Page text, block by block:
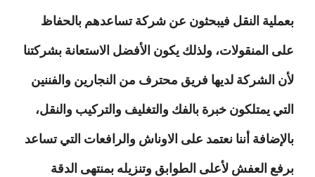
بعملية النقل فيبحثون عن شركة تساعدهم بالحفاظ
على المنقولات، ولذلك يكون الأفضل الاستعانة بشركتنا
لأن الشركة لديها فريق محترف من النجارين والفننين
التي يمتلكون خبرة بالفك والتغليف والتركيب والنقل،
بالإضافة أننا نعتمد على الاوناش والرافعات التي تساعد
برفع العفش لأعلى الطوابق وتنزيله بمنتهى الدقة